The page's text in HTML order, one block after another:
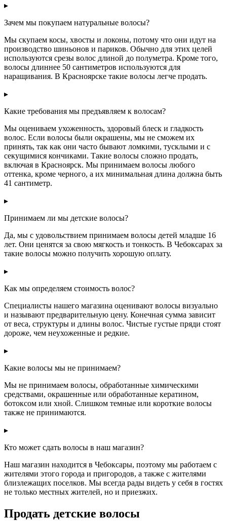
▸
Зачем мы покупаем натуральные волосы?
Мы скупаем косы, хвосты и локоны, потому что они идут на
производство шиньонов и париков. Обычно для этих целей
используются срезы волос длиной до полуметра. Кроме того,
волосы длиннее 50 сантиметров используются для
наращивания. В Красноярске такие волосы легче продать.
▸
Какие требования мы предъявляем к волосам?
Мы оцениваем ухоженность, здоровый блеск и гладкость
волос. Если волосы были окрашены, мы не сможем их
принять, так как они часто бывают ломкими, тусклыми и с
секущимися кончиками. Такие волосы сложно продать,
включая в Красноярск. Мы принимаем волосы любого
оттенка, кроме черного, а их минимальная длина должна быть
41 сантиметр.
▸
Принимаем ли мы детские волосы?
Да, мы с удовольствием принимаем волосы детей младше 16
лет. Они ценятся за свою мягкость и тонкость. В Чебоксарах за
такие волосы можно получить хорошую оплату.
▸
Как мы определяем стоимость волос?
Специалисты нашего магазина оценивают волосы визуально
и называют предварительную цену. Конечная сумма зависит
от веса, структуры и длины волос. Чистые густые пряди стоят
дороже, чем неухоженные и редкие.
▸
Какие волосы мы не принимаем?
Мы не принимаем волосы, обработанные химическими
средствами, окрашенные или обработанные кератином,
ботоксом или хной. Слишком темные или короткие волосы
также не принимаются.
▸
Кто может сдать волосы в наш магазин?
Наш магазин находится в Чебоксары, поэтому мы работаем с
жителями этого города и пригородов, а также с жителями
близлежащих поселков. Мы всегда рады видеть у себя в гостях
не только местных жителей, но и приезжих.
Продать детские волосы